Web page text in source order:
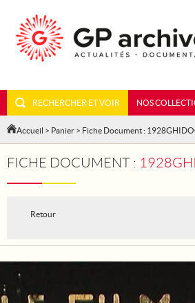
RECHERCHER ET VOIR NOS
Accueil > Panier > Fiche Document :
FICHE DOCUMENT :
Retour